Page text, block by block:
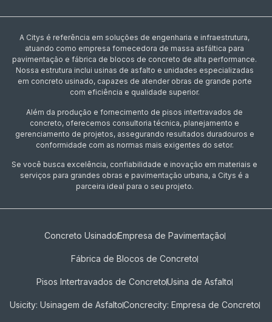
A Citys é referência em soluções de engenharia e infraestrutura,
atuando como empresa fornecedora de massa asfáltica para
pavimentação e fábrica de blocos de concreto de alta performance.
Nossa estrutura inclui usinas de asfalto e unidades especializadas
em concreto usinado, capazes de atender obras de grande porte
com eficiência e qualidade superior.
Além da produção e fornecimento de pisos intertravados de
concreto, oferecemos consultoria técnica, planejamento e
gerenciamento de projetos, assegurando resultados duradouros e
conformidade com as normas mais exigentes do setor.
Se você busca excelência, confiabilidade e inovação em materiais e
serviços para grandes obras e pavimentação urbana, a Citys é a
parceira ideal para o seu projeto.
Concreto UsinadoEmpresa de Pavimentação
Fábrica de Blocos de Concreto
Pisos Intertravados de Concreto​Usina de Asfalto
Usicity: Usinagem de AsfaltoConcrecity: Empresa de Concreto